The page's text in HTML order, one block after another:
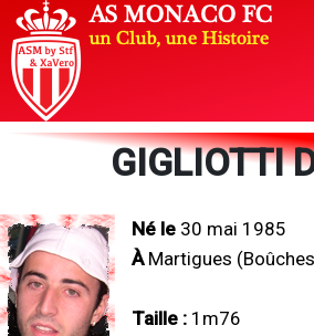
GIGLIOTTI
Né le 30 mai 1985
ÀMartigues
Taille : 1m76